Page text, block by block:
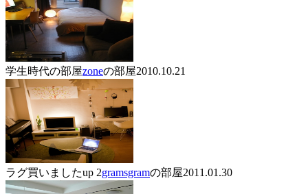
学生時代の部屋zoneの部屋2010.10.21
ラグ買いましたup 2gramsgramの部屋2011.01.30